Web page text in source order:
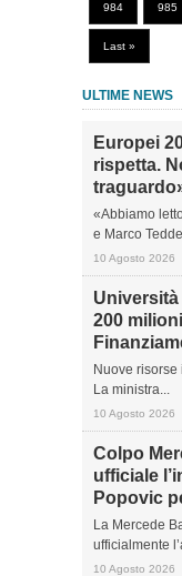
984 985
Last »
ULTIME NEWS
Europei
rispetta.
«Abbiamo
e Marco
10 Agosto 2026
200
Nuove
La ministra...
10 Agosto 2026
Colpo
ufficiale
Popovic
La Mercede
ufficialmente
10 Agosto 2026